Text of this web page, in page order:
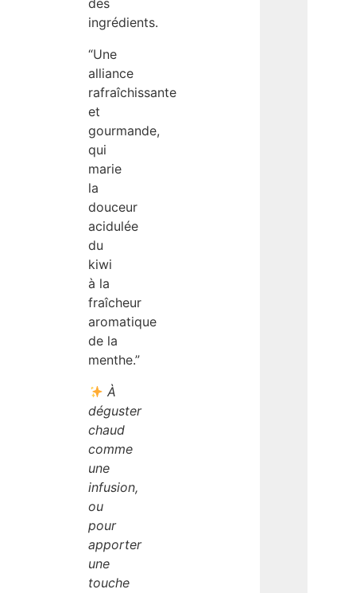
des
ingrédients.
“Une
alliance
rafraîchissante
et
gourmande,
qui
marie
la
douceur
acidulée
du
kiwi
à la
fraîcheur
aromatique
de la
menthe.”
À
déguster
chaud
comme
une
infusion,
ou
pour
apporter
une
touche